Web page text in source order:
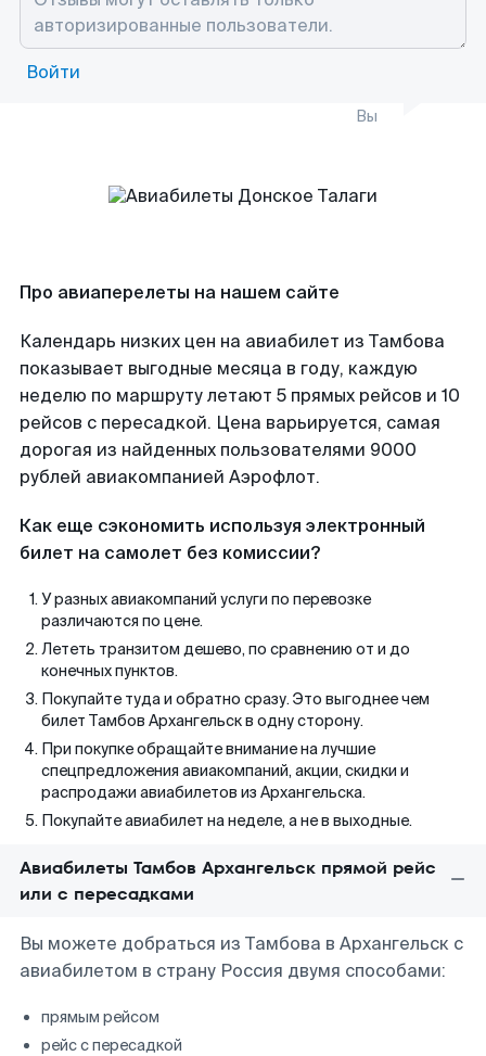
Войти
Вы
Про авиаперелеты на нашем сайте
Календарь низких цен на авиабилет из Тамбова
показывает выгодные месяца в году, каждую
неделю по маршруту летают 5 прямых рейсов и 10
рейсов с пересадкой. Цена варьируется, самая
дорогая из найденных пользователями 9000
рублей авиакомпанией Аэрофлот.
Как еще сэкономить используя электронный
билет на самолет без комиссии?
У разных авиакомпаний услуги по перевозке
различаются по цене.
Лететь транзитом дешево, по сравнению от и до
конечных пунктов.
Покупайте туда и обратно сразу. Это выгоднее чем
билет Тамбов Архангельск в одну сторону.
При покупке обращайте внимание на лучшие
спецпредложения авиакомпаний, акции, скидки и
распродажи авиабилетов из Архангельска.
Покупайте авиабилет на неделе, а не в выходные.
Авиабилеты Тамбов Архангельск прямой рейс
или с пересадками
Вы можете добраться из Тамбова в Архангельск с
авиабилетом в страну Россия двумя способами:
прямым рейсом
рейс с пересадкой